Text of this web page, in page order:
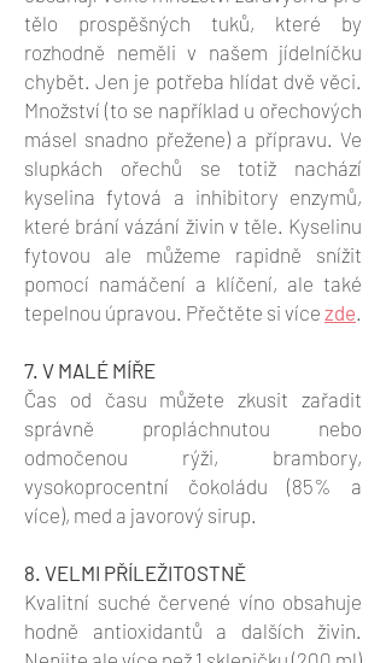
tělo prospěšných tuků, které by
rozhodně neměli v našem jídelníčku
chybět. Jen je potřeba hlídat dvě věci.
Množství (to se například u ořechových
másel snadno přežene) a přípravu. Ve
slupkách ořechů se totiž nachází
kyselina fytová a inhibitory enzymů,
které brání vázání živin v těle. Kyselinu
fytovou ale můžeme rapidně snížit
pomocí namáčení a klíčení, ale také
tepelnou úpravou. Přečtěte si více zde
7. V MALÉ MÍŘE
Čas od času můžete zkusit zařadit
správně propláchnutou nebo
odmočenou rýži, brambory,
vysokoprocentní čokoládu (85% a
více), med a javorový sirup.
8. VELMI PŘÍLEŽITOSTNĚ
Kvalitní suché červené víno obsahuje
hodně antioxidantů a dalších živin.